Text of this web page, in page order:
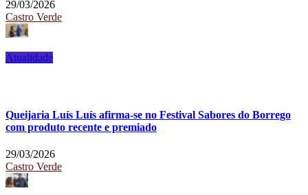
29/03/2026
Castro Verde
Atualidade
Queijaria Luís Luís afirma-se no Festival Sabores do Borrego
com produto recente e premiado
29/03/2026
Castro Verde